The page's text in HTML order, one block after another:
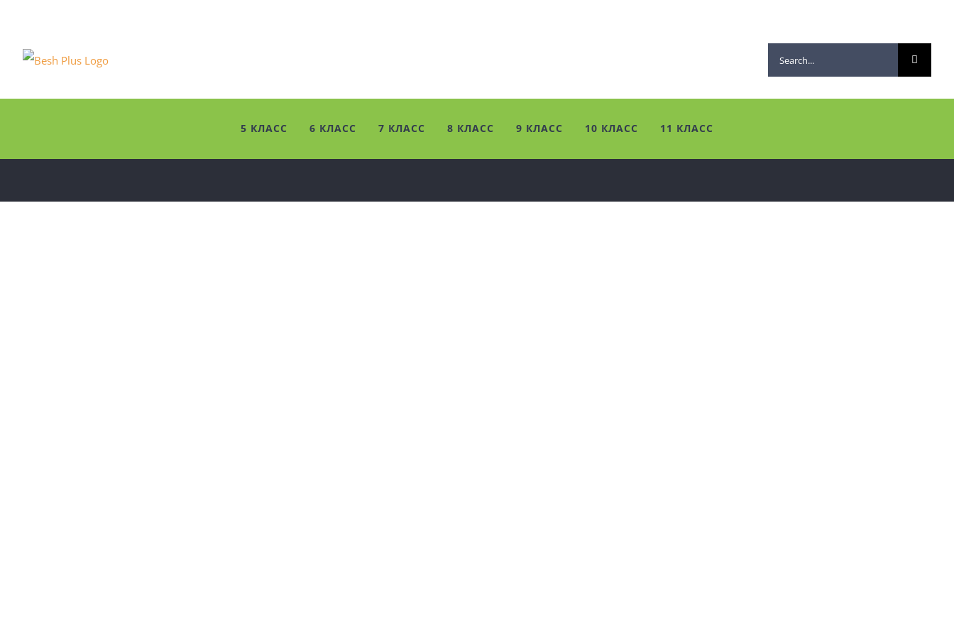
content
Search
for:
5 КЛАСС 6 КЛАСС 7 КЛАСС 8 КЛАСС 9 КЛАСС 10 КЛАСС 11 КЛАСС